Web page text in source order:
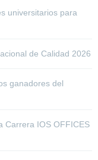
universitarios para
de Calidad 2026
ganadores del
Carrera IOS OFFICES